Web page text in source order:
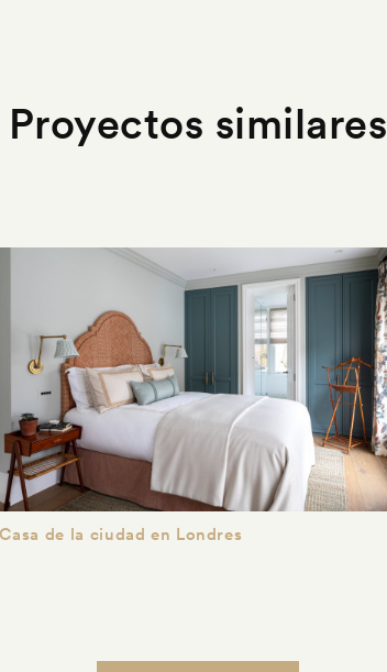
Proyectos similares
Casa de la ciudad en Londres